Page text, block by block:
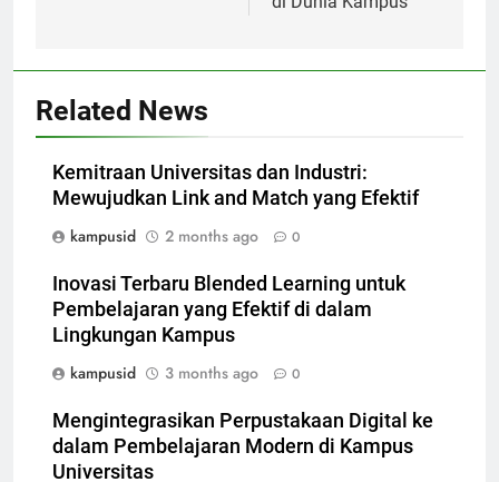
Related News
Kemitraan Universitas dan Industri:
Mewujudkan Link and Match yang Efektif
kampusid
2 months ago 0
Inovasi Terbaru Blended Learning untuk
Pembelajaran yang Efektif di dalam
Lingkungan Kampus
kampusid
3 months ago 0
Mengintegrasikan Perpustakaan Digital ke
dalam Pembelajaran Modern di Kampus
Universitas